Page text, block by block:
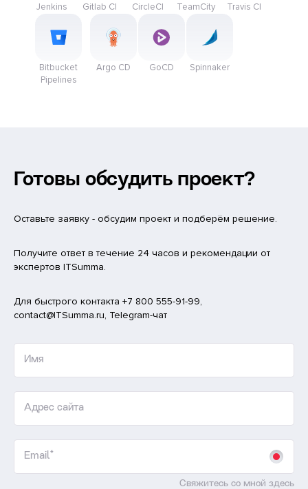
Jenkins Gitlab CI CircleCI TeamCity Travis CI
Bitbucket
Pipelines
Argo CD GoCD Spinnaker
Готовы обсудить проект?
Оставьте заявку - обсудим проект и подберём решение.
Получите ответ в течение 24 часов и рекомендации от
экспертов ITSumma.
Для быстрого контакта +7 800 555-91-99,
contact@ITSumma.ru, Telegram-чат
Имя
Адрес сайта
Email*
Свяжитесь со мной здесь